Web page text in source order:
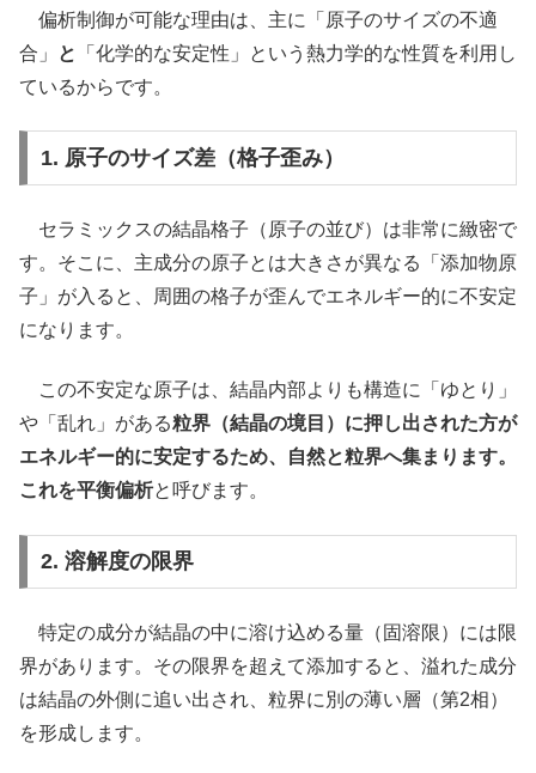
偏析制御が可能な理由は、主に「原子のサイズの不適
合」
と
「化学的な安定性」という熱力学的な性質を利用し
ているからです。
1. 原子のサイズ差（格子歪み）
セラミックスの結晶格子（原子の並び）は非常に緻密で
す。そこに、主成分の原子とは大きさが異なる「添加物原
子」が入ると、周囲の格子が歪んでエネルギー的に不安定
になります。
この不安定な原子は、結晶内部よりも構造に「ゆとり」
や「乱れ」がある粒界（結晶の境目）に押し出された方が
エネルギー的に安定するため、自然と粒界へ集まります。
これを平衡偏析と呼びます。
2. 溶解度の限界
特定の成分が結晶の中に溶け込める量（固溶限）には限
界があります。その限界を超えて添加すると、溢れた成分
は結晶の外側に追い出され、粒界に別の薄い層（第2相）
を形成します。